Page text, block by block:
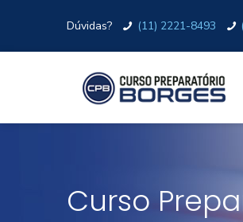
Dúvidas? (11) 2221-8493
Curso